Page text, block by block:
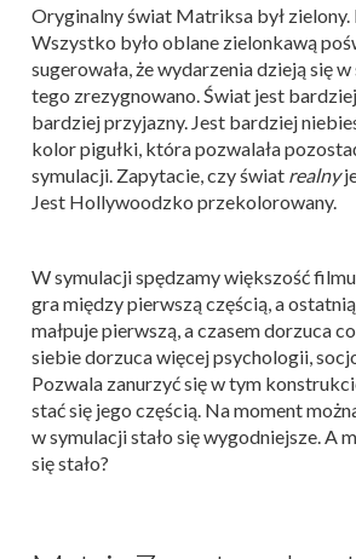
Oryginalny świat Matriksa był zielony.
Wszystko było oblane zielonkawą
sugerowała, że wydarzenia dzieją się
tego zrezygnowano. Świat jest
bardziej przyjazny. Jest bardziej
kolor pigułki, która pozwalała
symulacji. Zapytacie, czy świat realny
Jest Hollywoodzko przekolorowany.
W symulacji spędzamy większość
gra między pierwszą częścią, a
małpuje pierwszą, a czasem dorzuca
siebie dorzuca więcej psychologii,
Pozwala zanurzyć się w tym
stać się jego częścią. Na moment
w symulacji stało się wygodniejsze. A
się stało?